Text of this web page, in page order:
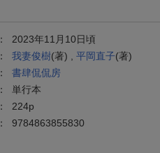
： 2023年11月10日頃
： 我妻俊樹(著) , 平岡直子(著)
： 書肆侃侃房
： 単行本
： 224p
： 9784863855830